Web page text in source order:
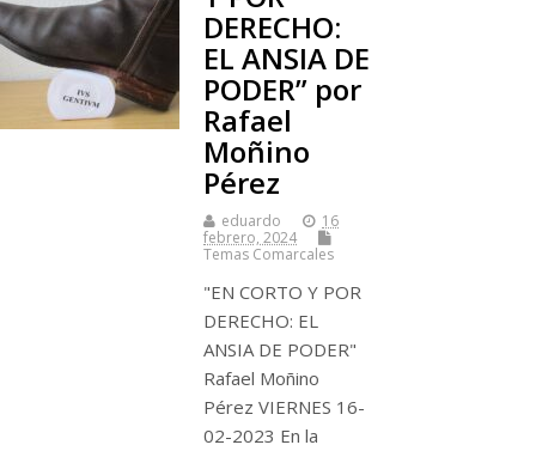
DERECHO:
EL ANSIA DE
PODER” por
Rafael
Moñino
Pérez
eduardo
16
febrero, 2024
Temas Comarcales
"EN CORTO Y POR
DERECHO: EL
ANSIA DE PODER"
Rafael Moñino
Pérez VIERNES 16-
02-2023 En la